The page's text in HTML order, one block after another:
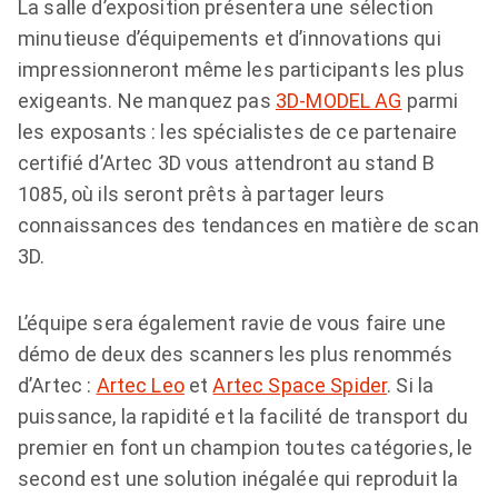
La salle d’exposition présentera une sélection
minutieuse d’équipements et d’innovations qui
impressionneront même les participants les plus
exigeants. Ne manquez pas 3D-MODEL AG parmi
les exposants : les spécialistes de ce partenaire
certifié d’Artec 3D vous attendront au stand B
1085, où ils seront prêts à partager leurs
connaissances des tendances en matière de scan
3D.
L’équipe sera également ravie de vous faire une
démo de deux des scanners les plus renommés
d’Artec : Artec LeoetArtec Space Spider. Si la
puissance, la rapidité et la facilité de transport du
premier en font un champion toutes catégories, le
second est une solution inégalée qui reproduit la